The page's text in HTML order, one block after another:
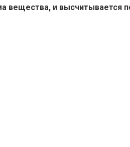
вещества, и высчитывается